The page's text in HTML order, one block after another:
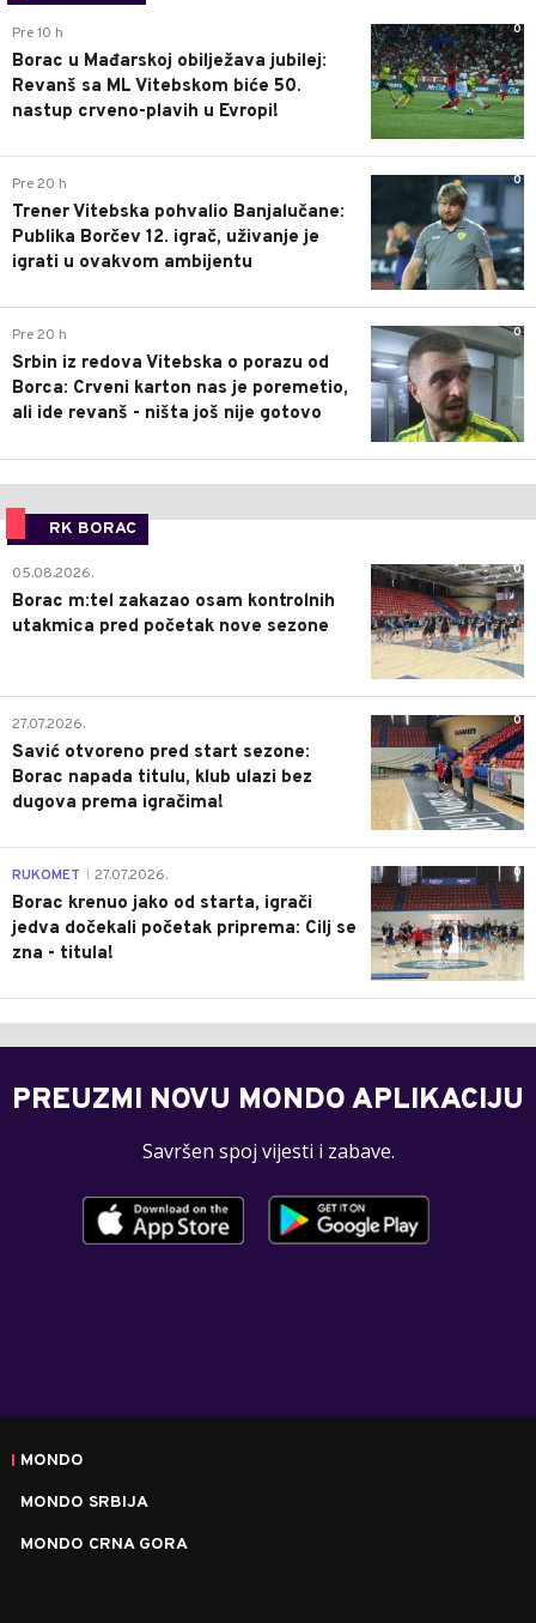
0
Pre 10 h
Borac u Mađarskoj obilježava jubilej:
Revanš sa ML Vitebskom biće 50.
nastup crveno-plavih u Evropi!
0
Pre 20 h
Trener Vitebska pohvalio Banjalučane:
Publika Borčev 12. igrač, uživanje je
igrati u ovakvom ambijentu
0
Pre 20 h
Srbin iz redova Vitebska o porazu od
Borca: Crveni karton nas je poremetio,
ali ide revanš - ništa još nije gotovo
RK BORAC
0
05.08.2026.
Borac m:tel zakazao osam kontrolnih
utakmica pred početak nove sezone
0
27.07.2026.
Savić otvoreno pred start sezone:
Borac napada titulu, klub ulazi bez
dugova prema igračima!
0
RUKOMET 27.07.2026.
Borac krenuo jako od starta, igrači
jedva dočekali početak priprema: Cilj se
zna - titula!
PREUZMI NOVU MONDO APLIKACIJU
Savršen spoj vijesti i zabave.
MONDO
MONDO SRBIJA
MONDO CRNA GORA